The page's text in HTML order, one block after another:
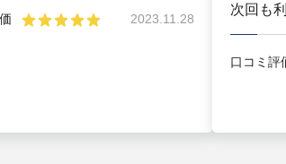
2023.11.28
次回も
口コミ評